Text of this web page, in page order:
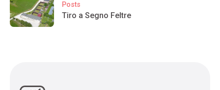
Posts
Tiro a Segno Feltre